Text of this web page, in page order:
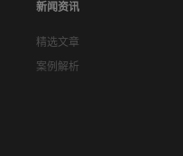
新闻资讯
精选文章
案例解析